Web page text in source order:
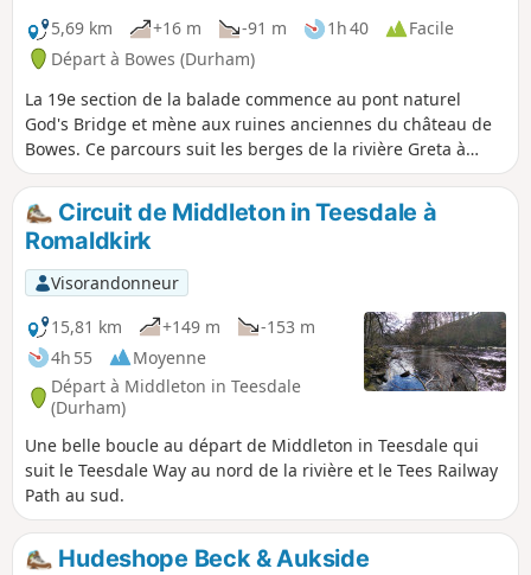
5,69 km
+16 m -91 m 1h 40
Facile
Départ à Bowes (Durham)
La 19e section de la balade commence au pont naturel
God's Bridge et mène aux ruines anciennes du château de
Bowes. Ce parcours suit les berges de la rivière Greta à
travers des terres agricoles ouvertes.
Circuit de Middleton in Teesdale à
Romaldkirk
Visorandonneur
15,81 km
+149 m
-153 m
4h 55
Moyenne
Départ à Middleton in Teesdale
(Durham)
Une belle boucle au départ de Middleton in Teesdale qui
suit le Teesdale Way au nord de la rivière et le Tees Railway
Path au sud.
Hudeshope Beck & Aukside